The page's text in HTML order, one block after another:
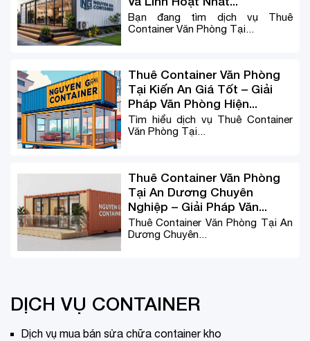
Bạn đang tìm dịch vụ Thuê
Container Văn Phòng Tại...
Thuê Container Văn Phòng
Tại Kiến An Giá Tốt – Giải
Pháp Văn Phòng Hiện...
Tìm hiểu dịch vụ Thuê Container
Văn Phòng Tại...
Thuê Container Văn Phòng
Tại An Dương Chuyên
Nghiệp – Giải Pháp Văn...
Thuê Container Văn Phòng Tại An
Dương Chuyên...
DỊCH VỤ CONTAINER
Dịch vụ mua bán sửa chữa container kho